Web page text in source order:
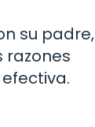
su padre,
razones